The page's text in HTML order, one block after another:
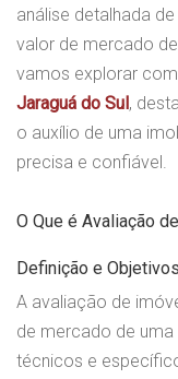
análise detalhada
valor de mercado
vamos explorar
Jaraguá do Sul ,
o auxílio de uma
precisa e confiável.
O Que é Avaliação
Definição e Objetivos
A avaliação de
de mercado de
técnicos e